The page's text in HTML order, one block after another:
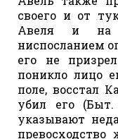
своего и от
Авеля и на
ниспосланием
его не
поникло лицо
поле, восстал
убил его (Быт.
указывают